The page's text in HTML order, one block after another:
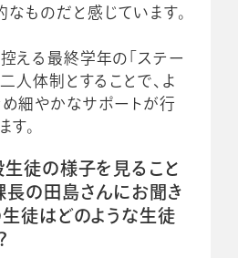
ものだと感じています。
える最終学年の「ステー
人体制とすることで、よ
細やかなサポートが行
す。
生徒の様子を見ること
長の田島さんにお聞き
生徒はどのような生徒